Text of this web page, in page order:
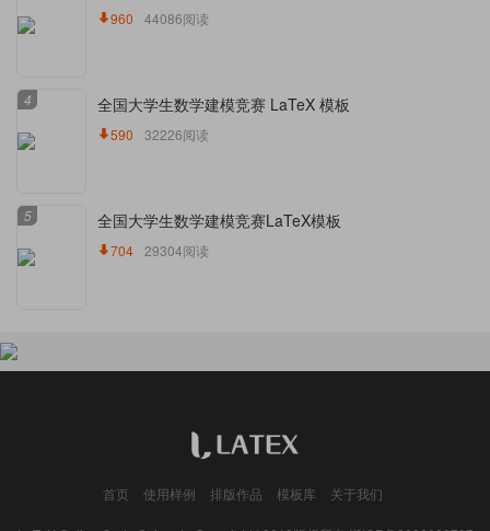
960 44086阅读
4 全国大学生数学建模竞赛 LaTeX 模板
590 32226阅读
5 全国大学生数学建模竞赛LaTeX模板
704 29304阅读
首页 使用样例 排版作品 模板库 关于我们